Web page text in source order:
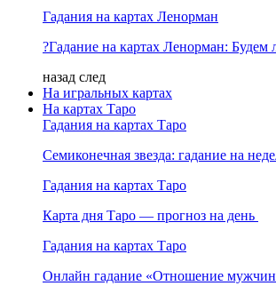
Гадания на картах Ленорман
?Гадание на картах Ленорман: Будем
назад след
На игральных картах
На картах Таро
Гадания на картах Таро
Семиконечная звезда: гадание на
Гадания на картах Таро
Карта дня Таро — прогноз на день
Гадания на картах Таро
Онлайн гадание «Отношение